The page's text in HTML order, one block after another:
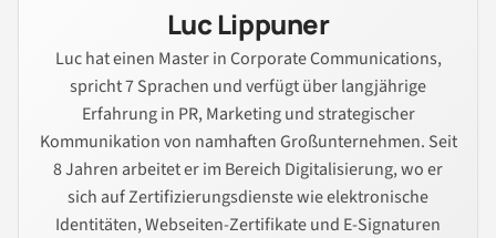
Luc Lippuner
Luc hat einen Master in Corporate Communications,
spricht 7 Sprachen und verfügt über langjährige
Erfahrung in PR, Marketing und strategischer
Kommunikation von namhaften Großunternehmen. Seit
8 Jahren arbeitet er im Bereich Digitalisierung, wo er
sich auf Zertifizierungsdienste wie elektronische
Identitäten, Webseiten-Zertifikate und E-Signaturen